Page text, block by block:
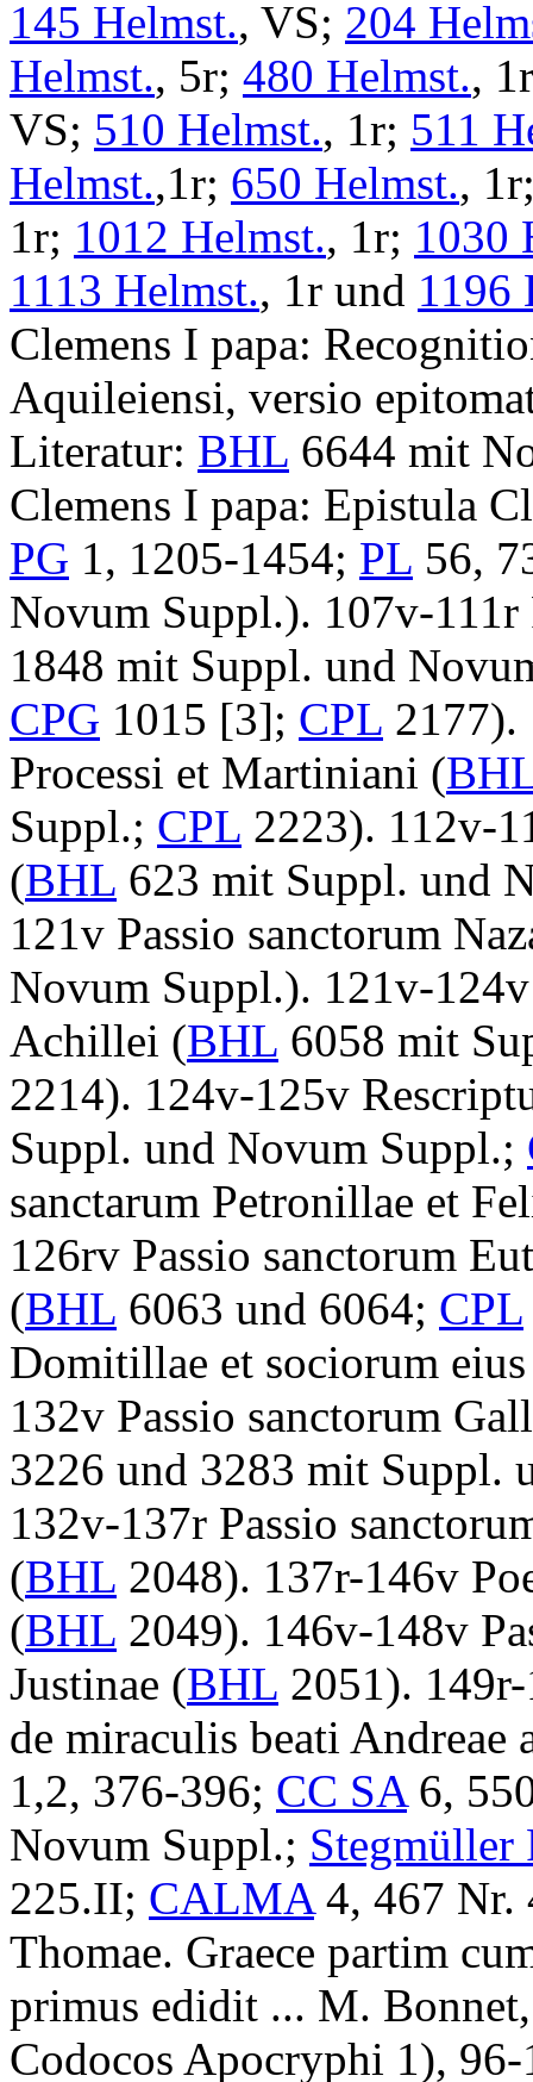
145 Helmst., VS; 204
Helmst., 5r; 480 Helmst.,
VS; 510 Helmst., 1r; 511
Helmst.,1r; 650 Helmst.,
1r; 1012 Helmst., 1r; 1030
1113 Helmst., 1r und 1196
Clemens I papa:
Aquileiensi, versio
Literatur: BHL 6644 mit
Clemens I papa: Epistula
PG 1, 1205-1454; PL 56,
Novum Suppl.). 107v-111r
1848 mit Suppl. und
CPG 1015 [3]; CPL 2177).
Processi et Martiniani (
Suppl.; CPL 2223). 112v-
(BHL 623 mit Suppl. und
121v Passio sanctorum
Novum Suppl.). 121v-
Achillei (BHL 6058 mit
2214). 124v-125v
Suppl. und Novum Suppl.;
sanctarum Petronillae et
126rv Passio sanctorum
(BHL 6063 und 6064; CPL
Domitillae et sociorum
132v Passio sanctorum
3226 und 3283 mit Suppl.
132v-137r Passio
(BHL 2048). 137r-146v
(BHL 2049). 146v-148v
Justinae (BHL 2051).
de miraculis beati Andreae
1,2, 376-396; CC SA6,
Novum Suppl.; Stegmüller
225.II; CALMA4, 467 Nr.
Thomae. Graece partim
primus edidit ... M. Bonnet
Codocos Apocryphi 1),